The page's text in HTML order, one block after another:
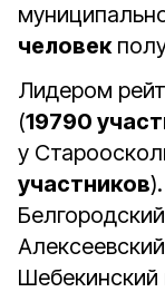
человек
Лидером
(19790
у
участников
Шебекинский